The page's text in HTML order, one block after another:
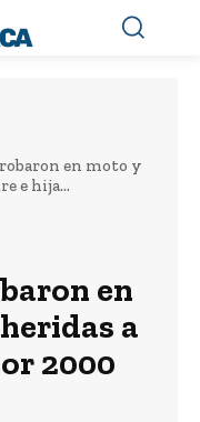
en moto y
e hija...
en
a
2000